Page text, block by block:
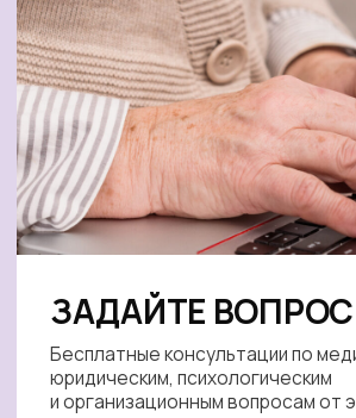
ВСТУПАЙТЕ В ГРУППЫ
ПОДДЕРЖКИ
Организуем бесплатные очные встречи
со всей страны
ПОДРОБНЕЕ